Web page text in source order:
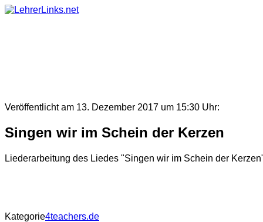
Skip
Veröffentlicht am 13. Dezember 2017 um 15:30 Uhr:
Singen wir im Schein der Kerzen
Liederarbeitung des Liedes "Singen wir im Schein der
Kategorie4teachers.de